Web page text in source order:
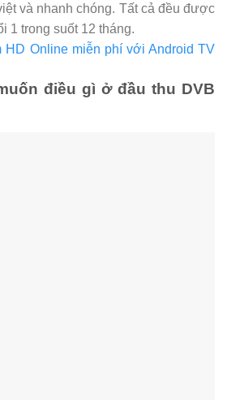
và nhanh chóng. Tất cả đều được
1 trong suốt 12 tháng.
HD Online miễn phí với Android TV
điều gì ở đầu thu DVB